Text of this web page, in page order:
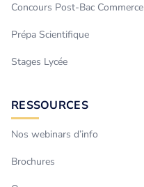
Concours Post-Bac Commerce
Prépa Scientifique
Stages Lycée
RESSOURCES
Nos webinars d’info
Brochures